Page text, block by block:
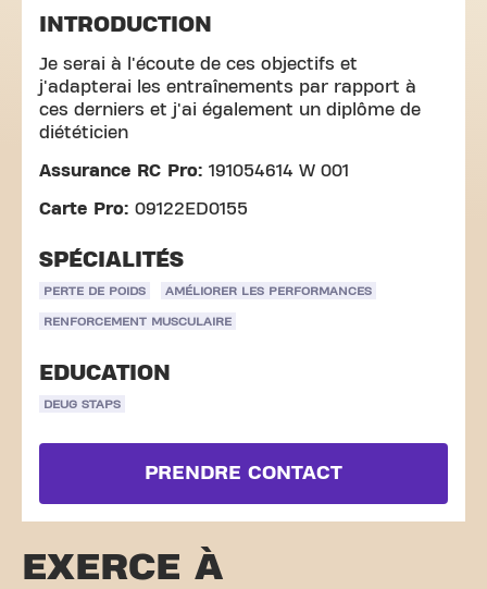
INTRODUCTION
Je serai à l'écoute de ces objectifs et
j'adapterai les entraînements par rapport à
ces derniers et j'ai également un diplôme de
diététicien
Assurance RC Pro: 191054614 W 001
Carte Pro: 09122ED0155
SPÉCIALITÉS
PERTE DE POIDS AMÉLIORER LES PERFORMANCES
RENFORCEMENT MUSCULAIRE
EDUCATION
DEUG STAPS
PRENDRE CONTACT
EXERCE À